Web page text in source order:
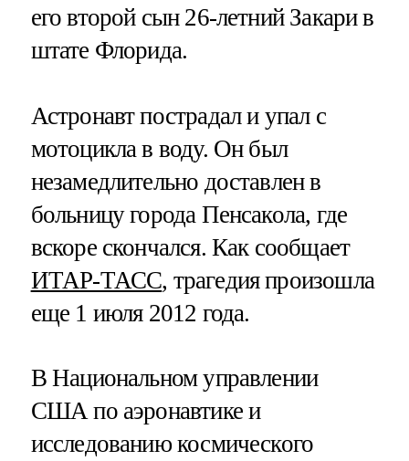
его второй сын 26-летний Закари в
штате Флорида.
Астронавт пострадал и упал с
мотоцикла в воду. Он был
незамедлительно доставлен в
больницу города Пенсакола, где
вскоре скончался. Как сообщает
ИТАР-ТАСС, трагедия произошла
еще 1 июля 2012 года.
В Национальном управлении
США по аэронавтике и
исследованию космического